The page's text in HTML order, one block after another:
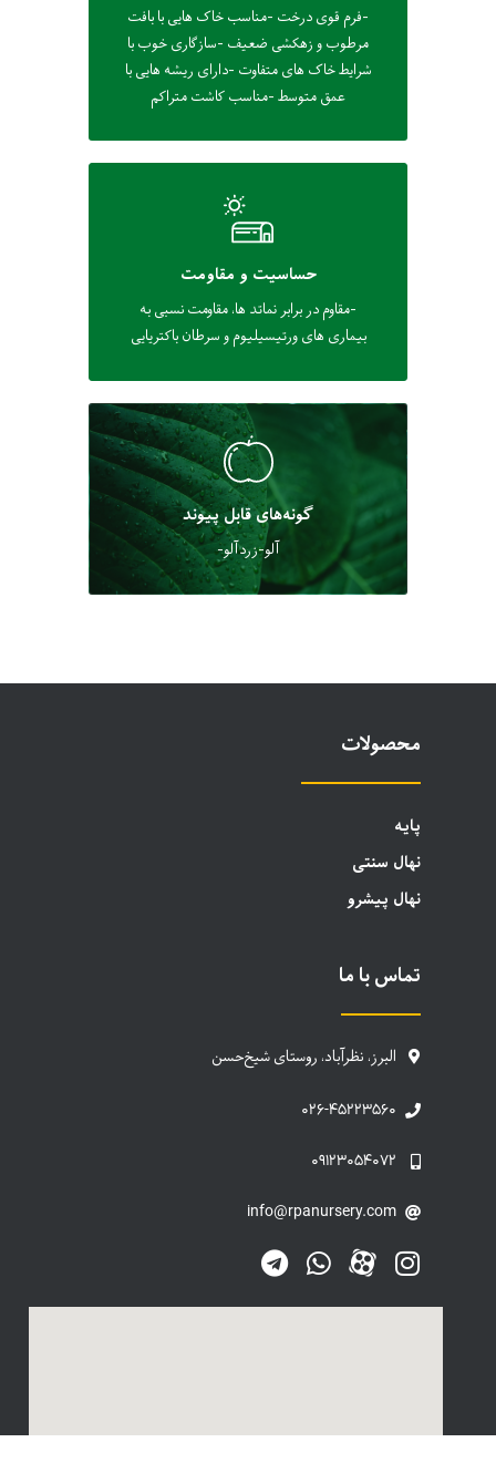
-فرم قوی درخت -مناسب خاک هایی با بافت
مرطوب و زهکشی ضعیف -سازگاری خوب با
شرایط خاک های متفاوت -دارای ریشه هایی با
عمق متوسط -مناسب کاشت متراکم
حساسیت و مقاومت
-مقاوم در برابر نماتد ها، مقاومت نسبی به
بیماری های ورتیسیلیوم و سرطان باکتریایی
گونه‌های قابل پیوند
آلو-زردآلو-
محصولات
پایه
نهال سنتی
نهال پیشرو
تماس با ما
البرز، نظرآباد، روستای شیخ‌حسن
۰۲۶-۴۵۲۲۳۵۶۰
۰۹۱۲۳۰۵۴۰۷۲
info@rpanursery.com